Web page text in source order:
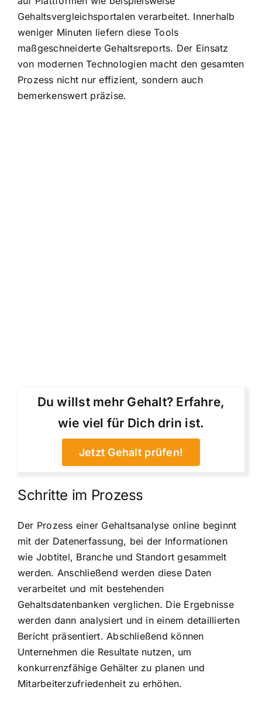
Gehaltsvergleichsportalen verarbeitet. Innerhalb
weniger Minuten liefern diese Tools
maßgeschneiderte Gehaltsreports. Der Einsatz
von modernen Technologien macht den gesamten
Prozess nicht nur effizient, sondern auch
bemerkenswert präzise.
Du willst mehr Gehalt? Erfahre,
wie viel für Dich drin ist.
Jetzt Gehalt prüfen!
Schritte im Prozess
Der Prozess einer Gehaltsanalyse online beginnt
mit der Datenerfassung, bei der Informationen
wie Jobtitel, Branche und Standort gesammelt
werden. Anschließend werden diese Daten
verarbeitet und mit bestehenden
Gehaltsdatenbanken verglichen. Die Ergebnisse
werden dann analysiert und in einem detaillierten
Bericht präsentiert. Abschließend können
Unternehmen die Resultate nutzen, um
konkurrenzfähige Gehälter zu planen und
Mitarbeiterzufriedenheit zu erhöhen.